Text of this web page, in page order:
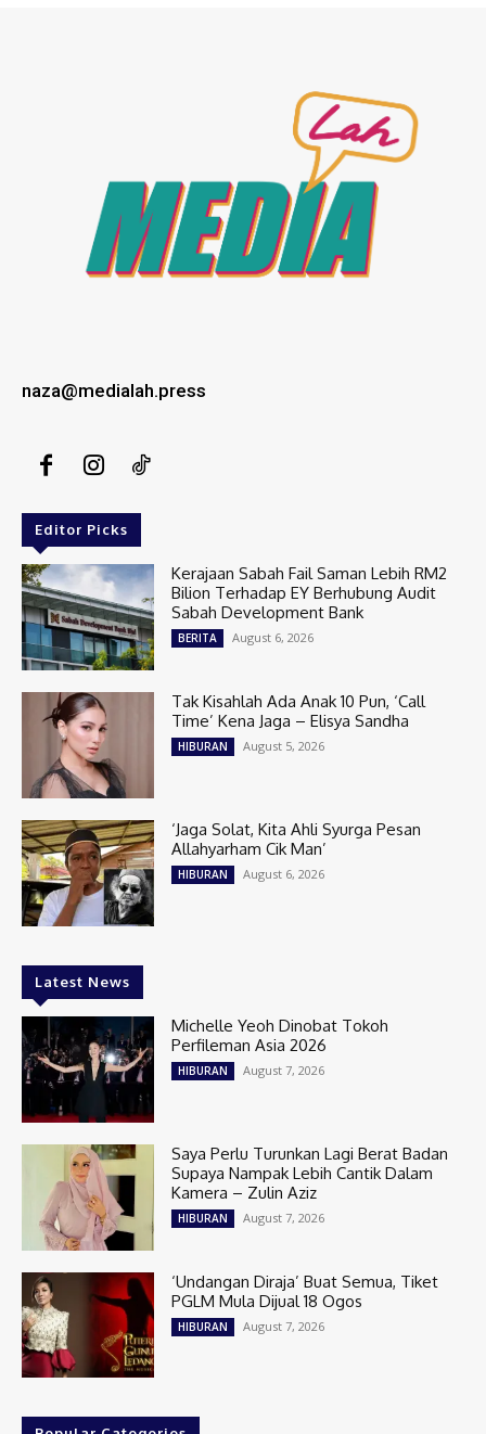
naza@medialah.press
Editor Picks
Kerajaan Sabah Fail Saman Lebih RM2
Bilion Terhadap EY Berhubung Audit
Sabah Development Bank
BERITA August 6, 2026
Tak Kisahlah Ada Anak 10 Pun, ‘Call
Time’ Kena Jaga – Elisya Sandha
HIBURAN August 5, 2026
‘Jaga Solat, Kita Ahli Syurga Pesan
Allahyarham Cik Man’
HIBURAN August 6, 2026
Latest News
Michelle Yeoh Dinobat Tokoh
Perfileman Asia 2026
HIBURAN August 7, 2026
Saya Perlu Turunkan Lagi Berat Badan
Supaya Nampak Lebih Cantik Dalam
Kamera – Zulin Aziz
HIBURAN August 7, 2026
‘Undangan Diraja’ Buat Semua, Tiket
PGLM Mula Dijual 18 Ogos
HIBURAN August 7, 2026